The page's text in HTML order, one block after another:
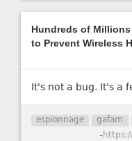
Hundreds of
to Prevent Wireless
It's not a bug. It's a
espionnage gafam
-